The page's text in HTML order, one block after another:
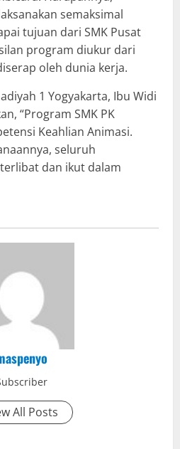
semaksimal
tujuan dari SMK Pusat
program diukur dari
oleh dunia kerja.
1 Yogyakarta, Ibu Widi
“Program SMK PK
Keahlian Animasi.
seluruh
dan ikut dalam
All Posts